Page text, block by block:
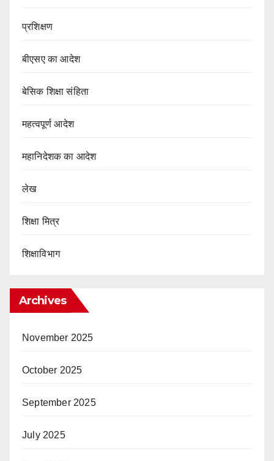
प्रशिक्षण
बीएसए का आदेश
बेसिक शिक्षा संहिता
महत्वपूर्ण आदेश
महानिदेशक का आदेश
लेख
शिक्षा मित्र
शिक्षाविभाग
Archives
November 2025
October 2025
September 2025
July 2025